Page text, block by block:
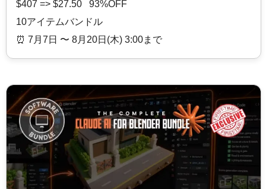
$407 => $27.50 93%OFF
10アイテムバンドル
⏰️ 7月7日 〜 8月20日(木) 3:00まで